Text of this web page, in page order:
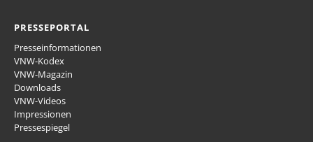
PRESSEPORTAL
Presseinformationen
VNW-Kodex
VNW-Magazin
Downloads
VNW-Videos
Impressionen
Pressespiegel